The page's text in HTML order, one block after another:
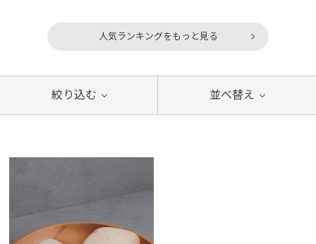
人気ランキングをもっと見る
絞り込む 並べ替え